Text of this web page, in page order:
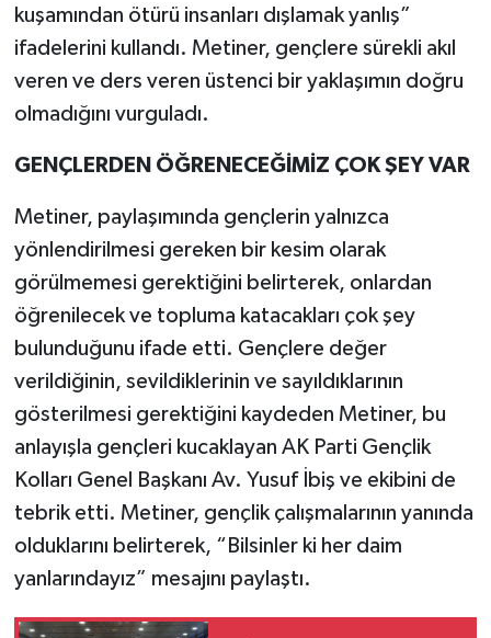
kuşamından ötürü insanları dışlamak yanlış”
ifadelerini kullandı. Metiner, gençlere sürekli akıl
veren ve ders veren üstenci bir yaklaşımın doğru
olmadığını vurguladı.
GENÇLERDEN ÖĞRENECEĞİMİZ ÇOK ŞEY VAR
Metiner, paylaşımında gençlerin yalnızca
yönlendirilmesi gereken bir kesim olarak
görülmemesi gerektiğini belirterek, onlardan
öğrenilecek ve topluma katacakları çok şey
bulunduğunu ifade etti. Gençlere değer
verildiğinin, sevildiklerinin ve sayıldıklarının
gösterilmesi gerektiğini kaydeden Metiner, bu
anlayışla gençleri kucaklayan AK Parti Gençlik
Kolları Genel Başkanı Av. Yusuf İbiş ve ekibini de
tebrik etti. Metiner, gençlik çalışmalarının yanında
olduklarını belirterek, “Bilsinler ki her daim
yanlarındayız” mesajını paylaştı.